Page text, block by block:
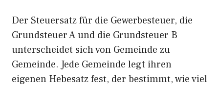
Der Steuersatz für die Gewerbesteuer, die
Grundsteuer A und die Grundsteuer B
unterscheidet sich von Gemeinde zu
Gemeinde. Jede Gemeinde legt ihren
eigenen Hebesatz fest, der bestimmt, wie viel